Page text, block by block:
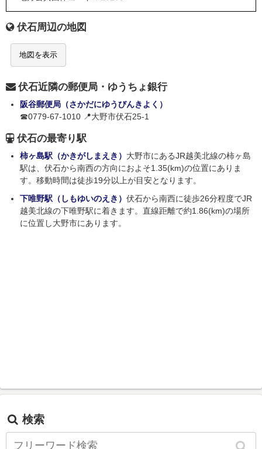
伏石周辺の地図
地図を表示
伏石近隣の郵便局・ゆうちょ銀行
阪谷郵便局（さかだにゆうびんきよく）
☎0779-67-1010 📍大野市伏石25-1
伏石の最寄り駅
柿ヶ島駅（かきがしまえき） 大野市にあるJR越美北線の柿ヶ島
駅は、伏石から南西の方向におよそ1.35(km)の位置にありま
す。移動時間は徒歩19分以上が目安となります。
下唯野駅（しもゆいのえき） 伏石から南西に徒歩26分程度でJR
越美北線の下唯野駅に着きます。直線距離で約1.86(km)の場所
に位置し大野市にあります。
検索